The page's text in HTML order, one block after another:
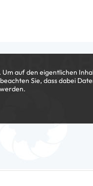
. Um auf den eigentlichen
Sie, dass dabei